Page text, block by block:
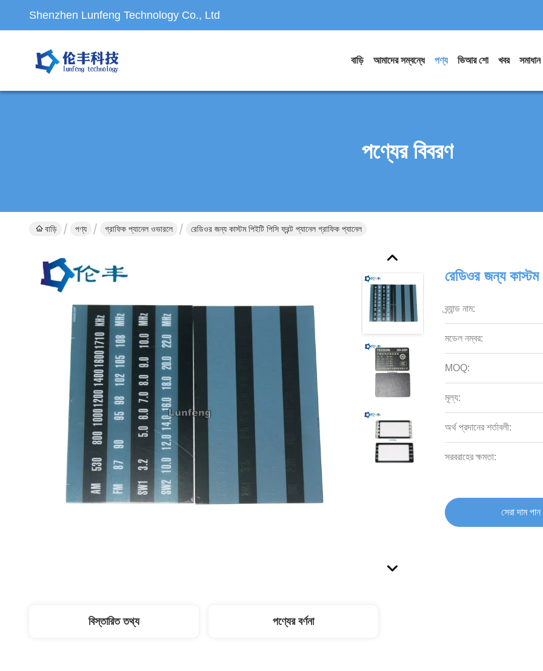
Shenzhen Lunfeng Technology Co., Ltd
বাড়ি আমাদের সম্বন্ধে পণ্য ভিআর শো খবর সমাধান
পণ্যের বিবরণ
বাড়ি পণ্য গ্রাফিক প্যানেল ওভারলে রেডিওর জন্য কাস্টম পিইটি পিসি ফ্রন্ট প্যানেল গ্রাফিক প্যানেল
রেডিওর জন্য কাস্টম
ব্র্যান্ড নাম:
মডেল নম্বর:
MOQ:
মূল্য:
অর্থ প্রদানের শর্তাবলী:
সরবরাহের ক্ষমতা:
সেরা দাম পান
বিস্তারিত তথ্য পণ্যের বর্ণনা